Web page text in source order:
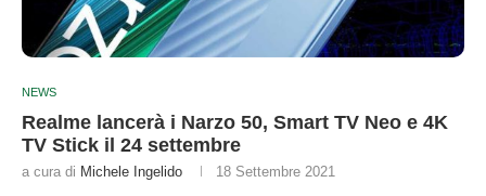
NEWS
Realme lancerà i Narzo 50, Smart TV Neo e 4K
TV Stick il 24 settembre
a cura di Michele Ingelido 18 Settembre 2021